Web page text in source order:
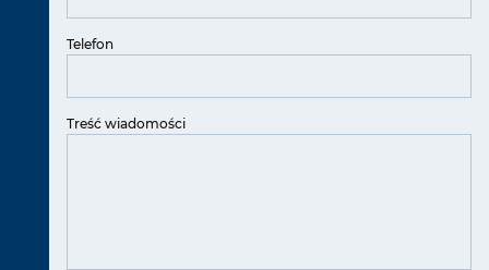
Telefon
Treść wiadomości